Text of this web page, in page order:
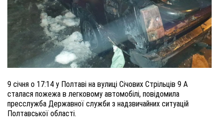
9 січня о 17:14 у Полтаві на вулиці Січових Стрільців 9 А
сталася пожежа в легковому автомобілі, повідомила
пресслужба Державної служби з надзвичайних ситуацій
Полтавської області.